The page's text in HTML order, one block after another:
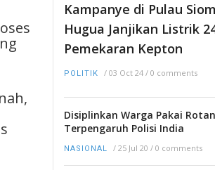
Kampanye di Pulau
Hugua Janjikan Listrik
Pemekaran Kepton
POLITIK / 03 Oct 24 / 0 comments
Disiplinkan Warga Pakai
Terpengaruh Polisi India
NASIONAL / 25 Jul 20 / 0 comments